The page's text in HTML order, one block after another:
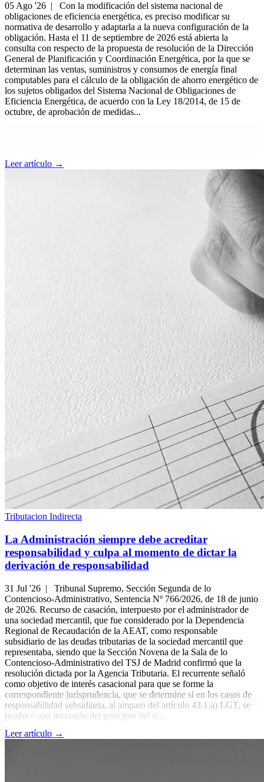
05 Ago '26 |
Con la modificación del sistema nacional de
obligaciones de eficiencia energética, es preciso modificar su
normativa de desarrollo y adaptarla a la nueva configuración de la
obligación. Hasta el 11 de septiembre de 2026 está abierta la
consulta con respecto de la propuesta de resolución de la Dirección
General de Planificación y Coordinación Energética, por la que se
determinan las ventas, suministros y consumos de energía final
computables para el cálculo de la obligación de ahorro energético de
los sujetos obligados del Sistema Nacional de Obligaciones de
Eficiencia Energética, de acuerdo con la Ley 18/2014, de 15 de
octubre, de aprobación de medidas...
Leer artículo →
Tributacion Indirecta
La Administración siempre debe acreditar
responsabilidad y culpa al momento de dictar la
derivación de responsabilidad
31 Jul '26 |
Tribunal Supremo, Sección Segunda de lo
Contencioso-Administrativo, Sentencia Nº 766/2026, de 18 de junio
de 2026. Recurso de casación, interpuesto por el administrador de
una sociedad mercantil, que fue considerado por la Dependencia
Regional de Recaudación de la AEAT, como responsable
subsidiario de las deudas tributarias de la sociedad mercantil que
representaba, siendo que la Sección Novena de la Sala de lo
Contencioso-Administrativo del TSJ de Madrid confirmó que la
resolución dictada por la Agencia Tributaria. El recurrente señaló
como objetivo de interés casacional para que se forme la
correspondiente jurisprudencia, que se determine si en los casos de
responsabilidad subsidiaria, al amparo del artículo 43.1.a) LGT, se
produce una inversión del principio del o...
Leer artículo →